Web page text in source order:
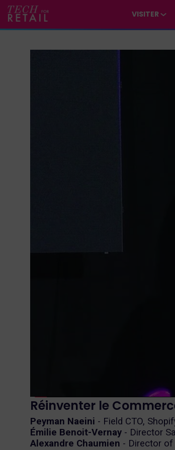
VISITER
Réinventer le
Peyman Naeini - Field CTO,
Émilie Benoit-Vernay - Director
Alexandre Chaumien - Director of
*/*/
*/